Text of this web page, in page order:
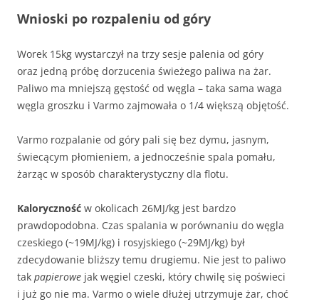
Wnioski po rozpaleniu od góry
Worek 15kg wystarczył na trzy sesje palenia od góry
oraz jedną próbę dorzucenia świeżego paliwa na żar.
Paliwo ma mniejszą gęstość od węgla – taka sama waga
węgla groszku i Varmo zajmowała o 1/4 większą objętość.
Varmo rozpalanie od góry pali się bez dymu, jasnym,
świecącym płomieniem, a jednocześnie spala pomału,
żarząc w sposób charakterystyczny dla flotu.
Kaloryczność w okolicach 26MJ/kg jest bardzo
prawdopodobna. Czas spalania w porównaniu do węgla
czeskiego (~19MJ/kg) i rosyjskiego (~29MJ/kg) był
zdecydowanie bliższy temu drugiemu. Nie jest to paliwo
tak papierowe jak węgiel czeski, który chwilę się poświeci
i już go nie ma. Varmo o wiele dłużej utrzymuje żar, choć